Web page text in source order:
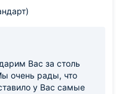
Вас за столь
очень рады, что
у Вас самые